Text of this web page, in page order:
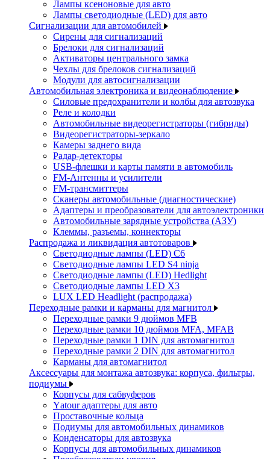
Лампы ксеноновые для авто
Лампы светодиодные (LED) для авто
Сигнализации для автомобилей
Сирены для сигнализаций
Брелоки для сигнализаций
Активаторы центрального замка
Чехлы для брелоков сигнализаций
Модули для автосигнализации
Автомобильная электроника и видеонаблюдение
Силовые предохранители и колбы для автозвука
Реле и колодки
Автомобильные видеорегистраторы (гибриды)
Видеорегистраторы-зеркало
Камеры заднего вида
Радар-детекторы
USB-флешки и карты памяти в автомобиль
FM-Антенны и усилители
FM-трансмиттеры
Сканеры автомобильные (диагностические)
Адаптеры и преобразователи для автоэлектроники
Автомобильные зарядные устройства (АЗУ)
Клеммы, разъемы, коннекторы
Распродажа и ликвидация автотоваров
Светодиодные лампы (LED) C6
Светодиодные лампы LED S4 ninja
Светодиодные лампы (LED) Hedlight
Светодиодные лампы LED X3
LUX LED Headlight (распродажа)
Переходные рамки и карманы для магнитол
Переходные рамки 9 дюймов MFB
Переходные рамки 10 дюймов MFA, MFAB
Переходные рамки 1 DIN для автомагнитол
Переходные рамки 2 DIN для автомагнитол
Карманы для автомагнитол
Аксессуары для монтажа автозвука: корпуса, фильтры,
подиумы
Корпусы для сабвуферов
Yаtour адаптеры для авто
Проставочные кольца
Подиумы для автомобильных динамиков
Конденсаторы для автозвука
Корпусы для автомобильных динамиков